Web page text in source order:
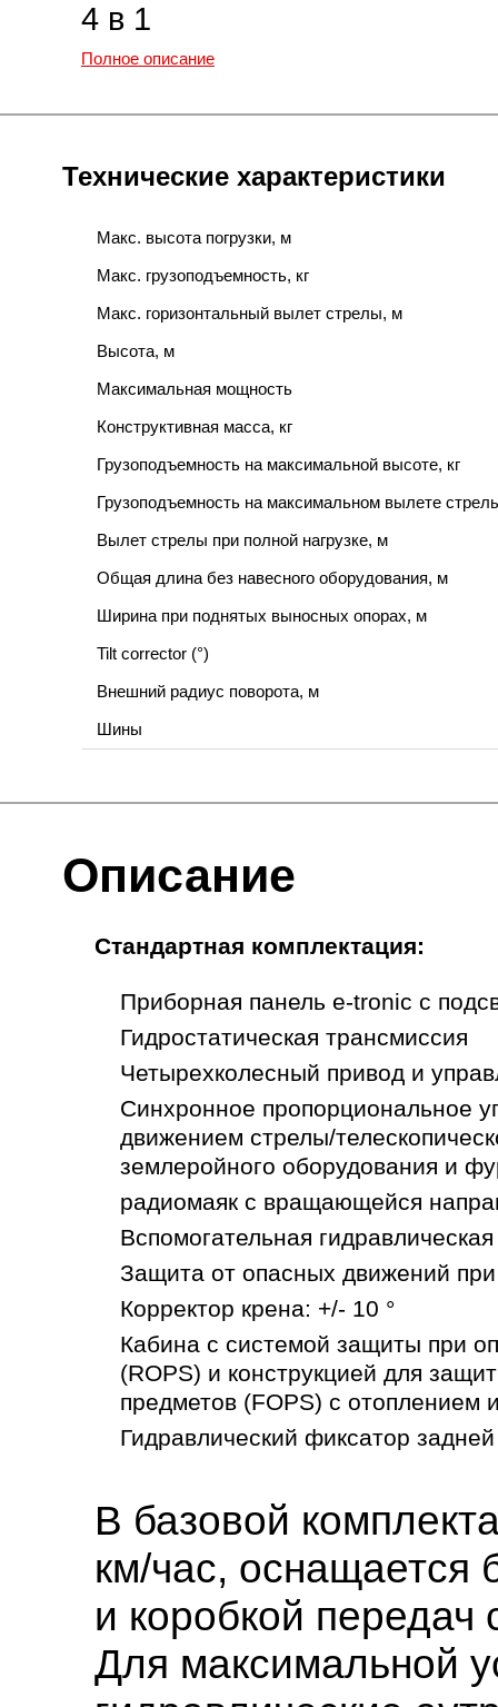
4 в 1
Полное описание
Технические характеристики
Макс. высота погрузки, м
Макс. грузоподъемность, кг
Макс. горизонтальный вылет стрелы, м
Высота, м
Максимальная мощность
Конструктивная масса, кг
Грузоподъемность на максимальной высоте, кг
Грузоподъемность на максимальном вылете
Вылет стрелы при полной нагрузке, м
Общая длина без навесного оборудования, м
Ширина при поднятых выносных опорах, м
Tilt corrector (°)
Внешний радиус поворота, м
Шины
Описание
Стандартная комплектация:
Приборная панель e-tronic с
Гидростатическая трансмиссия
Четырехколесный привод и
Синхронное пропорциональное
движением стрелы/
землеройного оборудования и
радиомаяк с вращающейся
Вспомогательная
Защита от опасных движений при
Корректор крена: +/- 10 °
Кабина с системой защиты при
(ROPS) и конструкцией для
предметов (FOPS) с отоплением
Гидравлический фиксатор
В базовой
км/час,
и коробкой
Для максимальной